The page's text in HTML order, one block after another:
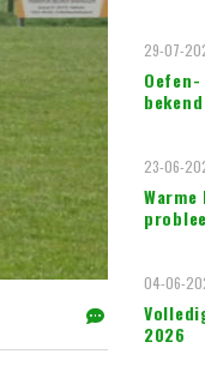
Oefen-
bekend
29-07-
23-06-
2026
04-06-